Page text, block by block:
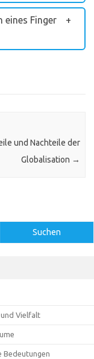
eines Finger
und Nachteile der
Globalisation →
Suchen
Vielfalt
Bedeutungen